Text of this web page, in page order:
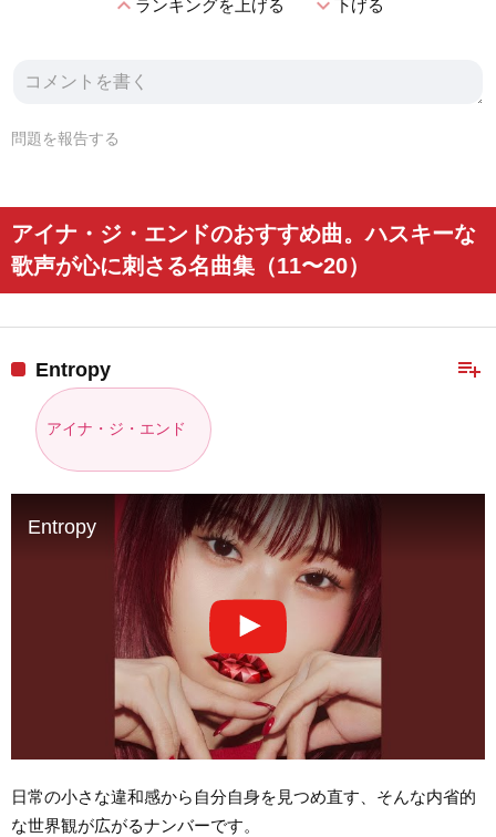
expand_lessランキングを上げる expand_more下げる
問題を報告する
アイナ・ジ・エンドのおすすめ曲。ハスキーな
歌声が心に刺さる名曲集（11〜20）
playlist_add
Entropy
アイナ・ジ・エンド
Entropy
日常の小さな違和感から自分自身を見つめ直す、そんな内省的
な世界観が広がるナンバーです。